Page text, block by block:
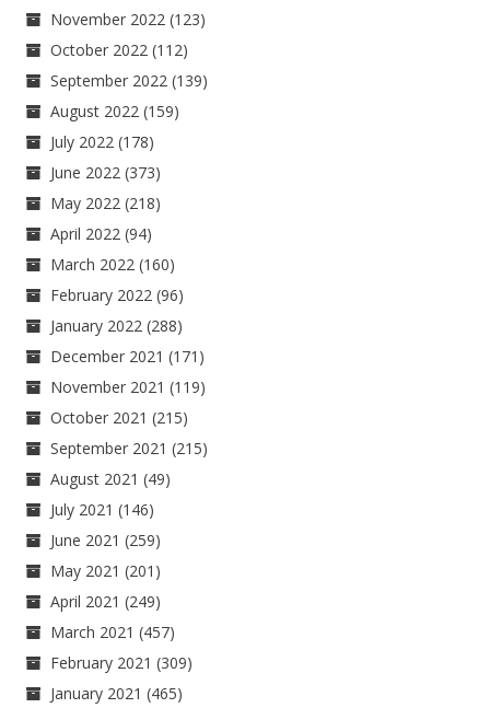
November 2022 (123)
October 2022 (112)
September 2022 (139)
August 2022 (159)
July 2022 (178)
June 2022 (373)
May 2022 (218)
April 2022 (94)
March 2022 (160)
February 2022 (96)
January 2022 (288)
December 2021 (171)
November 2021 (119)
October 2021 (215)
September 2021 (215)
August 2021 (49)
July 2021 (146)
June 2021 (259)
May 2021 (201)
April 2021 (249)
March 2021 (457)
February 2021 (309)
January 2021 (465)